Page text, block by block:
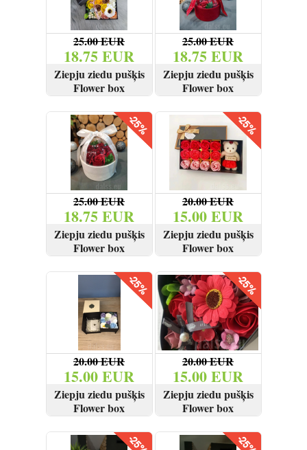
25.00 EUR
18.75 EUR
Ziepju ziedu pušķis
Flower box
SKATĪT PIRKT
25.00 EUR
18.75 EUR
Ziepju ziedu pušķis
Flower box
SKATĪT PIRKT
25.00 EUR
18.75 EUR
Ziepju ziedu pušķis
Flower box
SKATĪT PIRKT
20.00 EUR
15.00 EUR
Ziepju ziedu pušķis
Flower box
SKATĪT PIRKT
20.00 EUR
15.00 EUR
Ziepju ziedu pušķis
Flower box
SKATĪT PIRKT
20.00 EUR
15.00 EUR
Ziepju ziedu pušķis
Flower box
SKATĪT PIRKT